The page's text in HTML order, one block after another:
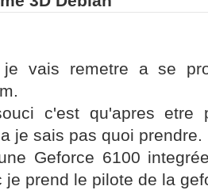
je vais remetre a se
c'est qu'apres etre
je sais pas quoi prendre.
Geforce 6100
je prend le pilote de la